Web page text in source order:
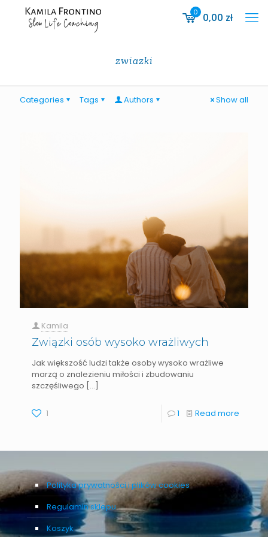
0 0,00 zł
zwiazki
Categories Tags Authors Show all
Kamila
Związki osób wysoko wrażliwych
Jak większość ludzi także osoby wysoko wrażliwe
marzą o znalezieniu miłości i zbudowaniu
szczęśliwego […]
1 1 Read more
Polityka prywatności i plików cookies
Regulamin sklepu
Koszyk